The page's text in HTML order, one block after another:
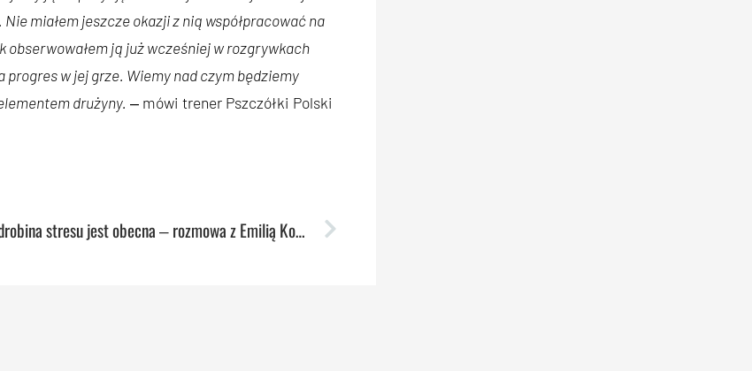
miałem jeszcze okazji z nią współpracować na
obserwowałem ją już wcześniej w rozgrywkach
w jej grze. Wiemy nad czym będziemy
drużyny. ‒ mówi trener Pszczółki Polski
Odrobina stresu jest obecna ‒ rozmowa z Emilią Koślą